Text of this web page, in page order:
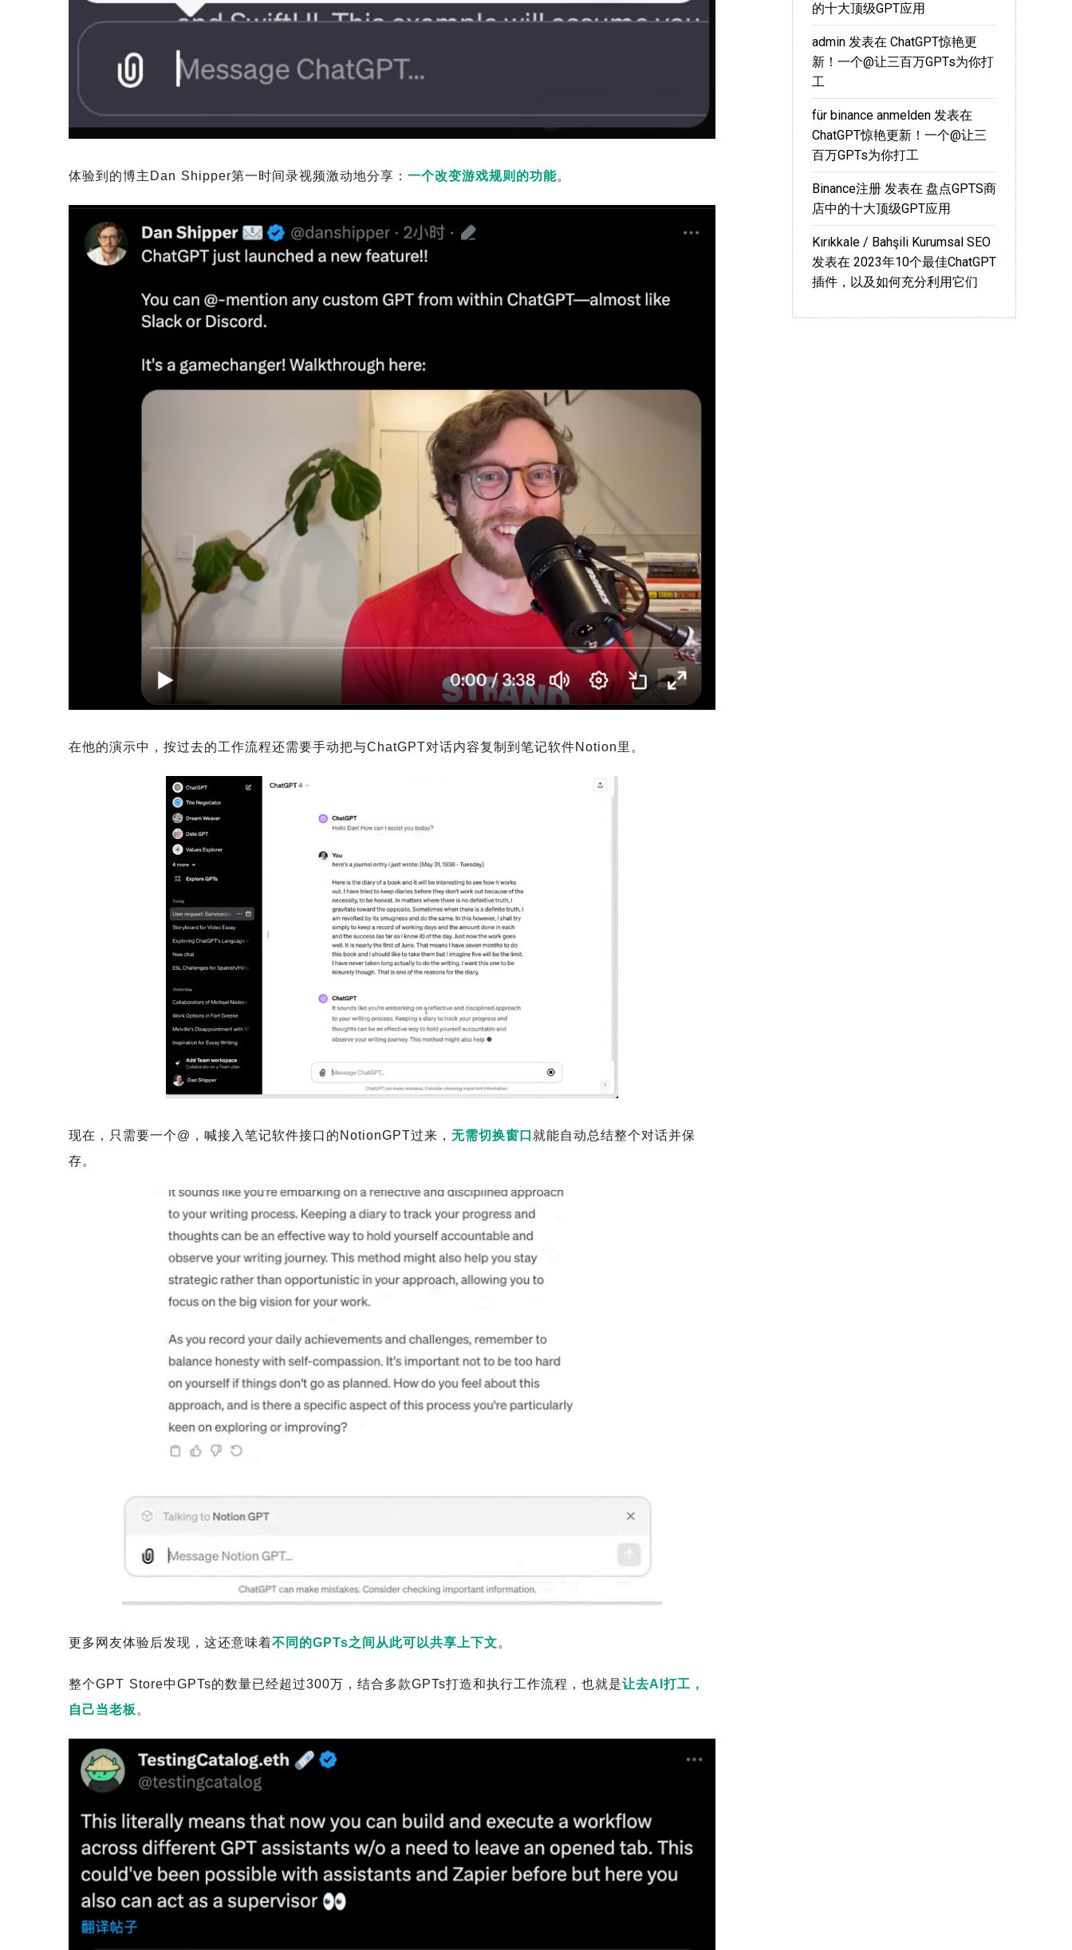
体验到的博主Dan Shipper第一时间录视频激动地分享： 一个改变游戏规则的功能。
在他的演示中，按过去的工作流程还需要手动把与ChatGPT对话内容复制到笔记软件Notion里。
现在，只需要一个@，喊接入笔记软件接口的NotionGPT过来， 无需切换窗口 就能自动总结整个对话并保
存。
更多网友体验后发现，这还意味着不同的GPTs之间从此可以共享上下文。
整个GPT Store中GPTs的数量已经超过300万， 结合多款GPTs打造和执行工作流程，也就是让去AI打工，
自己当老板 。
的十大顶级GPT应用
admin 发表在 ChatGPT惊艳更
新！一个@让三百万GPTs为你打
工
für binance anmelden 发表在
ChatGPT惊艳更新！一个@让三
百万GPTs为你打工
Binance注册 发表在 盘点GPTS商
店中的十大顶级GPT应用
Kırıkkale / Bahşili Kurumsal SEO
发表在 2023年10个最佳ChatGPT
插件，以及如何充分利用它们